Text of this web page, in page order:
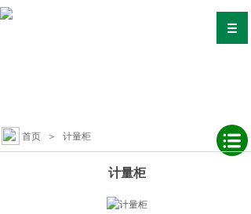
首页 ＞ 计量柜
计量柜